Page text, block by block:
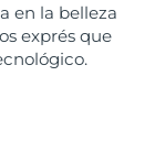
en la belleza
exprés que